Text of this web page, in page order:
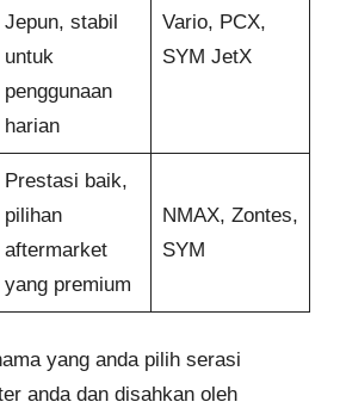
Jepun, stabil
untuk
penggunaan
harian
Vario, PCX,
SYM JetX
Prestasi baik,
pilihan
aftermarket
yang premium
NMAX, Zontes,
SYM
yang anda pilih serasi
anda dan disahkan oleh